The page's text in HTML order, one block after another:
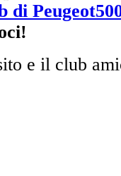
di
e il club